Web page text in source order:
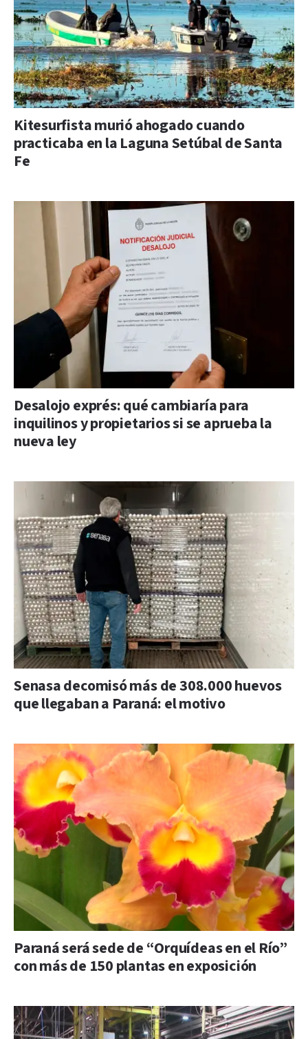
Kitesurfista murió ahogado cuando
practicaba en la Laguna Setúbal de Santa
Fe
Desalojo exprés: qué cambiaría para
inquilinos y propietarios si se aprueba la
nueva ley
Senasa decomisó más de 308.000 huevos
que llegaban a Paraná: el motivo
Paraná será sede de “Orquídeas en el Río”
con más de 150 plantas en exposición